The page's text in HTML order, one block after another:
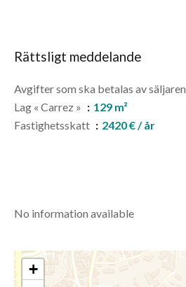
Rättsligt meddelande
Avgifter som ska betalas av säljaren
Lag « Carrez »
129 m²
Fastighetsskatt
2420 € / år
No information available
+